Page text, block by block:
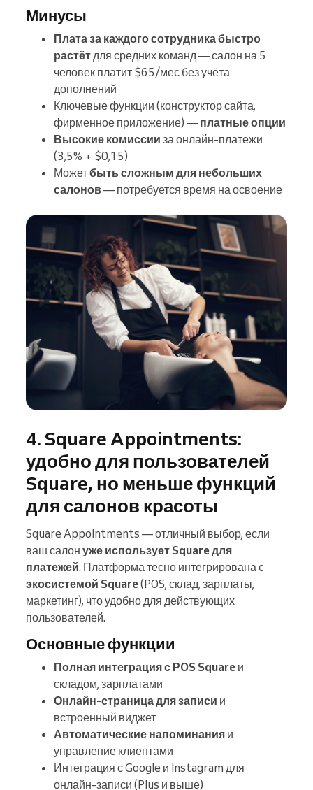
Минусы
Плата за каждого сотрудника быстро
растёт для средних команд — салон на 5
человек платит $65/мес без учёта
дополнений
Ключевые функции (конструктор сайта,
фирменное приложение) — платные опции
Высокие комиссии за онлайн-платежи
(3,5% + $0,15)
Можетбыть сложным для небольших
салонов— потребуется время на освоение
4. Square Appointments:
удобно для пользователей
Square, но меньше функций
для салонов красоты
Square Appointments — отличный выбор, если
ваш салон уже использует Square для
платежей. Платформа тесно интегрирована с
экосистемой Square(POS, склад, зарплаты,
маркетинг), что удобно для действующих
пользователей.
Основные функции
Полная интеграция с POS Square и
складом, зарплатами
Онлайн-страница для записи и
встроенный виджет
Автоматические напоминания и
управление клиентами
Интеграция с Google и Instagram для
онлайн-записи (Plus и выше)